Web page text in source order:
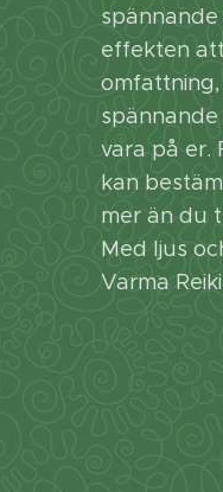
effekten
vara på er.
kan
mer än du
Med ljus
Varma